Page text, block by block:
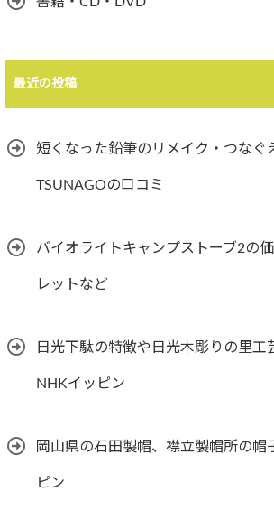
最近の投稿
短くなった鉛筆のリメイク・つなぐ
TSUNAGOの口コミ
バイオライトキャンプストーブ2の
レットなど
日光下駄の特徴や日光木彫りの里工
NHKイッピン
岡山県の石田製帽、襟立製帽所の帽
ピン